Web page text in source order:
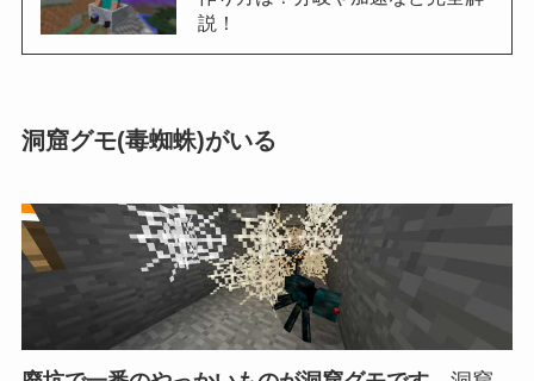
説！
洞窟グモ(毒蜘蛛)がいる